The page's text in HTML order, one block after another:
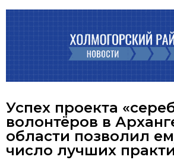
Успех проекта
волонтёров в
области позволил
число лучших